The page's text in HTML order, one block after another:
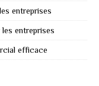
entreprises
entreprises
efficace